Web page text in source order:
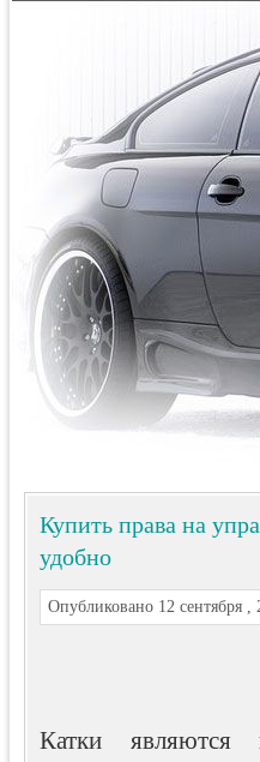
Купить права на
удобно
Опубликовано 12 сентября ,
Катки являются